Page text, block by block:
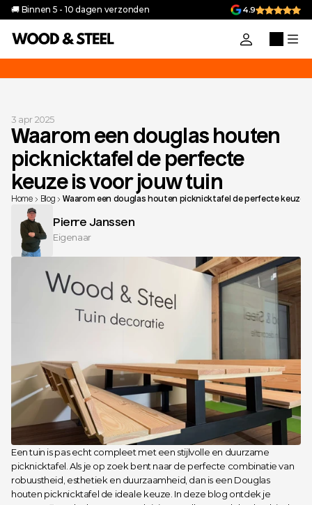
3 apr 2025
Waarom een douglas houten
picknicktafel de perfecte
keuze is voor jouw tuin
Home Blog Waarom een douglas houten picknicktafel de perfecte keuze
Pierre Janssen
Eigenaar
Een tuin is pas echt compleet met een stijlvolle en duurzame
picknicktafel. Als je op zoek bent naar de perfecte combinatie van
robuustheid, esthetiek en duurzaamheid, dan is een Douglas
houten picknicktafel de ideale keuze. In deze blog ontdek je
🚚 Binnen 5 - 10 dagen verzonden 4.9